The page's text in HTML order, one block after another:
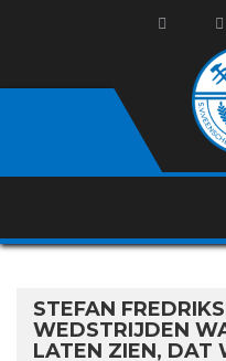
STEFAN
WEDSTRIJDEN
LATEN ZIEN, DAT